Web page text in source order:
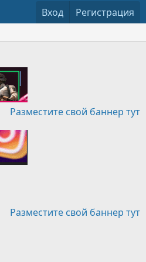
Вход Регистрация
Разместите свой баннер тут
Разместите свой баннер тут